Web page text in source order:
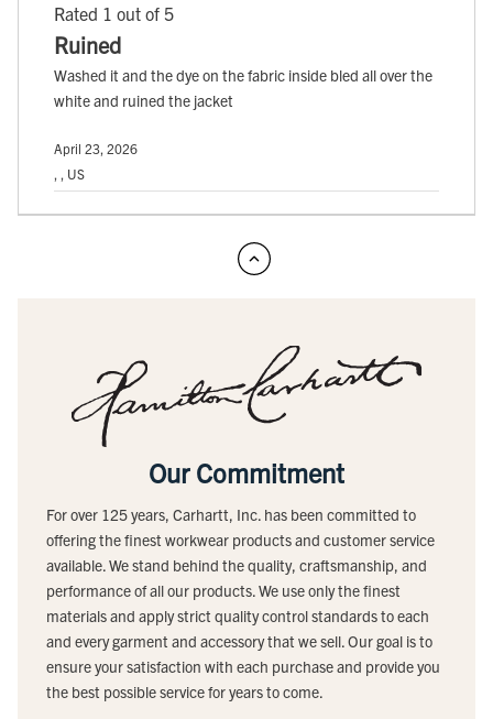
Rated 1 out of 5
Ruined
Washed it and the dye on the fabric inside bled all over the
white and ruined the jacket
April 23, 2026
, , US
Our Commitment
For over 125 years, Carhartt, Inc. has been committed to
offering the finest workwear products and customer service
available. We stand behind the quality, craftsmanship, and
performance of all our products. We use only the finest
materials and apply strict quality control standards to each
and every garment and accessory that we sell. Our goal is to
ensure your satisfaction with each purchase and provide you
the best possible service for years to come.